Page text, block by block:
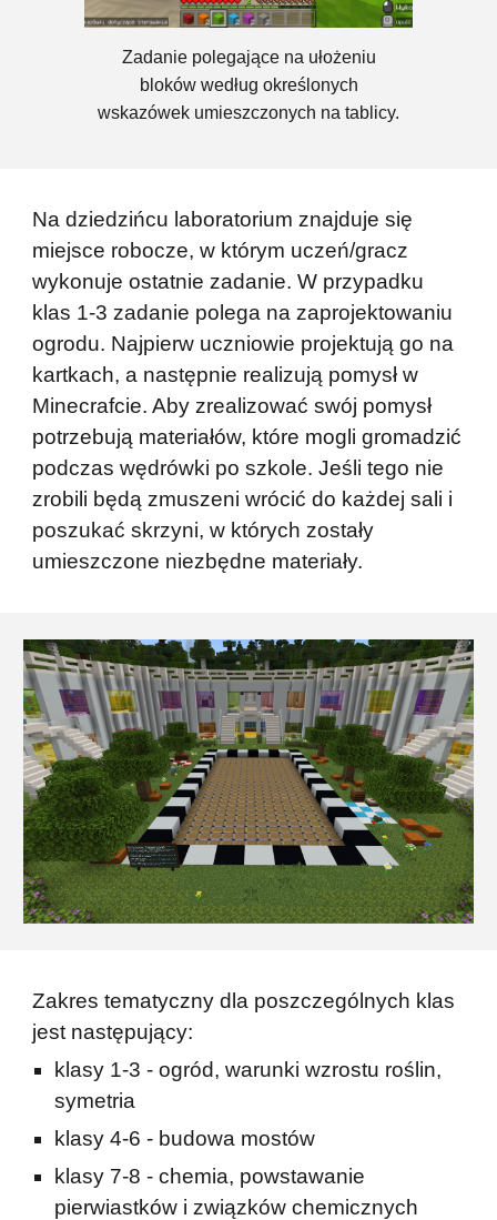
Zadanie polegające na ułożeniu
bloków według określonych
wskazówek umieszczonych na tablicy.
Na dziedzińcu laboratorium znajduje się
miejsce robocze, w którym uczeń/gracz
wykonuje ostatnie zadanie. W przypadku
klas 1-3 zadanie polega na zaprojektowaniu
ogrodu. Najpierw uczniowie projektują go na
kartkach, a następnie realizują pomysł w
Minecrafcie. Aby zrealizować swój pomysł
potrzebują materiałów, które mogli gromadzić
podczas wędrówki po szkole. Jeśli tego nie
zrobili będą zmuszeni wrócić do każdej sali i
poszukać skrzyni, w których zostały
umieszczone niezbędne materiały.
Zakres tematyczny dla poszczególnych klas
jest następujący:
klasy 1-3 - ogród, warunki wzrostu roślin,
symetria
klasy 4-6 - budowa mostów
klasy 7-8 - chemia, powstawanie
pierwiastków i związków chemicznych